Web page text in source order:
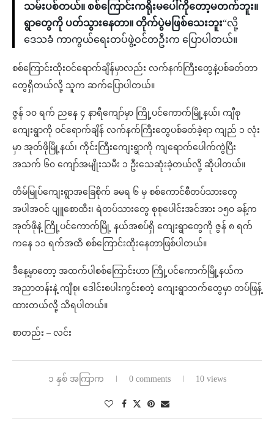
သမ်းပစ်တယ်။ စစ်ကြောင်းကရိုးမပေါ်ကိုတော့မတက်ဘူး။
ရွာတွေကို ပတ်သွားနေတာ။ တိုက်ပွဲမဖြစ်သေးဘူး“လို့
ဒေသခံ ကာကွယ်ရေးတပ်ဖွဲ့ဝင်တဦးက ပြောပါတယ်။
စစ်ကြောင်းထိုးဝင်ရောက်ချိန်မှာလည်း လက်နက်ကြီးတွေနဲ့ပစ်ခတ်တာ
တွေရှိတယ်လို့ သူက ဆက်ပြောပါတယ်။
ဇွန် ၁၀ ရက် ညနေ ၄ နာရီကျော်မှာ ကြို့ပင်ကောက်မြို့နယ်၊ ကျီစု
ကျေးရွာကို ဝင်ရောက်ချိန် လက်နက်ကြီးတွေပစ်ခတ်ခဲ့ရာ ကျည် ၁ လုံး
မှာ အုတ်ဖိုမြို့နယ်၊ ကိုင်းကြီးကျေးရွာကို ကျရောက်ပေါက်ကွဲပြီး
အသက် ၆၀ ကျော်အမျိုးသမီး ၁ ဦးသေဆုံးခဲ့တယ်လို့ ဆိုပါတယ်။
တိမ်မြုပ်ကျေးရွာအခြေစိုက် ခမရ ၆ မှ စစ်ကောင်စီတပ်သားတွေ
အပါအဝင် ပျူစောထီး၊ ရဲတပ်သားတွေ စုစုပေါင်းအင်အား ၁၅၀ ခန့်က
အုတ်ဖိုနဲ့ ကြို့ပင်ကောက်မြို့ နယ်အစပ်ရှိ ကျေးရွာတွေကို ဇွန် ၈ ရက်
ကနေ ၁၁ ရက်အထိ စစ်ကြောင်းထိုးနေတာဖြစ်ပါတယ်။
ဒီနေ့မှာတော့ အထက်ပါစစ်ကြောင်းဟာ ကြို့ပင်ကောက်မြို့နယ်က
အညာတန်းနဲ့ ကျီစု၊ ဒေါင်းစပါးကွင်းစတဲ့ ကျေးရွာဘက်တွေမှာ တပ်ဖြန့်
ထားတယ်လို့ သိရပါတယ်။
စာတည်း – လင်း
၁ နှစ် အကြာက 0 comments 10 views